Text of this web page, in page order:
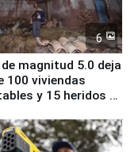
6
magnitud 5.0 deja
100 viviendas
y 15 heridos en